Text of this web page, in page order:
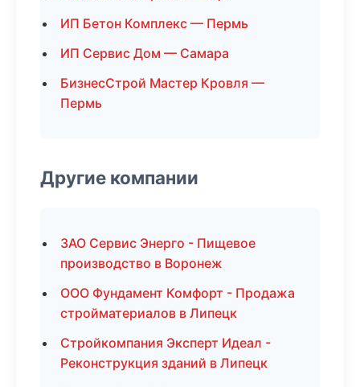
ИП Бетон Комплекс — Пермь
ИП Сервис Дом — Самара
БизнесСтрой Мастер Кровля —
Пермь
Другие компании
ЗАО Сервис Энерго - Пищевое
производство в Воронеж
ООО Фундамент Комфорт - Продажа
стройматериалов в Липецк
Стройкомпания Эксперт Идеал -
Реконструкция зданий в Липецк